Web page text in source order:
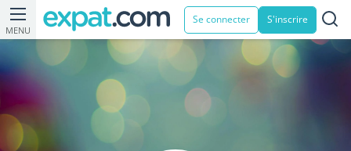
MENU
Se connecter S'inscrire